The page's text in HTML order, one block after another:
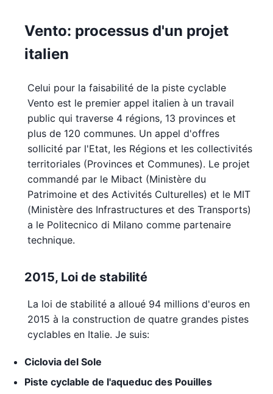
Vento: processus d'un projet
italien
Celui pour la faisabilité de la piste cyclable
Vento est le premier appel italien à un travail
public qui traverse 4 régions, 13 provinces et
plus de 120 communes. Un appel d'offres
sollicité par l'Etat, les Régions et les collectivités
territoriales (Provinces et Communes). Le projet
commandé par le Mibact (Ministère du
Patrimoine et des Activités Culturelles) et le MIT
(Ministère des Infrastructures et des Transports)
a le Politecnico di Milano comme partenaire
technique.
2015, Loi de stabilité
La loi de stabilité a alloué 94 millions d'euros en
2015 à la construction de quatre grandes pistes
cyclables en Italie. Je suis:
Ciclovia del Sole
Piste cyclable de l'aqueduc des Pouilles